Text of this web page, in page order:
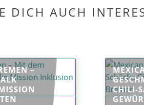
DICH AUCH
–
CHILI-